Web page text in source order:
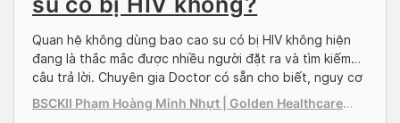
Quan hệ không dùng bao cao su có bị HIV không hiện
đang là thắc mắc được nhiều người đặt ra và tìm kiếm
câu trả lời. Chuyên gia Doctor có sẵn cho biết, nguy cơ
bị nhiễm HIV hay không phụ thuộc vào rất nhiều yếu tố
khác nhau, một trong số đó là […]
BSCKII Phạm Hoàng Minh Nhựt | Golden Healthcare